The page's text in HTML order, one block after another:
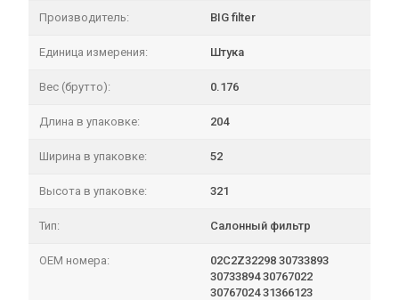
Производитель: BIG filter
Единица измерения: Штука
Вес (брутто): 0.176
Длина в упаковке: 204
Ширина в упаковке: 52
Высота в упаковке: 321
Тип: Салонный фильтр
OEM номера:
02C2Z32298 30733893
30733894 30767022
30767024 31366123